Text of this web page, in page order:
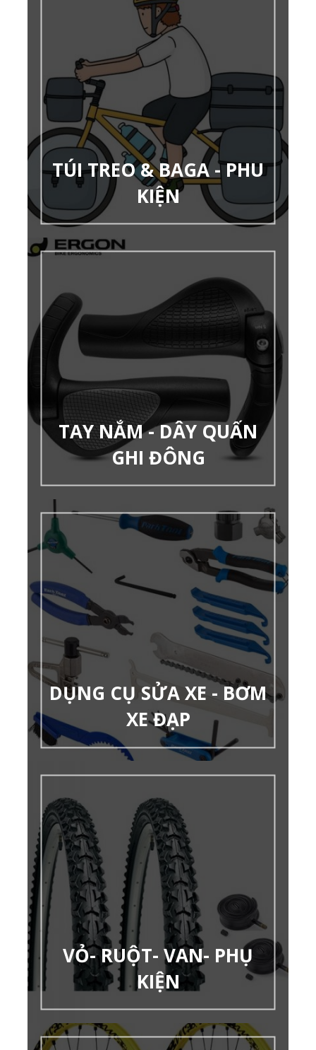
TÚI TREO & BAGA - PHU
KIỆN
TAY NẮM - DÂY QUẤN
GHI ĐÔNG
DỤNG CỤ SỬA XE - BƠM
XE ĐẠP
VỎ- RUỘT- VAN- PHỤ
KIỆN